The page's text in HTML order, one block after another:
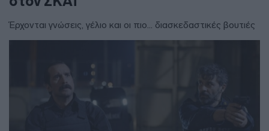
Έρχονται γνώσεις, γέλιο και οι πιο... διασκεδαστικές βουτιές